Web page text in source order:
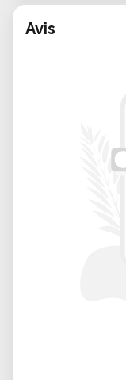
Avis